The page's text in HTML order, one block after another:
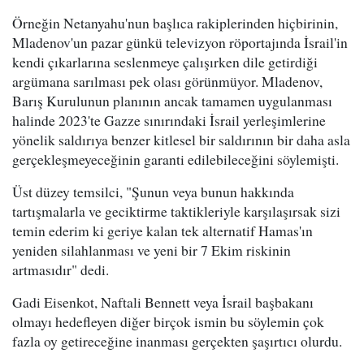
Örneğin Netanyahu'nun başlıca rakiplerinden hiçbirinin,
Mladenov'un pazar günkü televizyon röportajında İsrail'in
kendi çıkarlarına seslenmeye çalışırken dile getirdiği
argümana sarılması pek olası görünmüyor. Mladenov,
Barış Kurulunun planının ancak tamamen uygulanması
halinde 2023'te Gazze sınırındaki İsrail yerleşimlerine
yönelik saldırıya benzer kitlesel bir saldırının bir daha asla
gerçekleşmeyeceğinin garanti edilebileceğini söylemişti.
Üst düzey temsilci, "Şunun veya bunun hakkında
tartışmalarla ve geciktirme taktikleriyle karşılaşırsak sizi
temin ederim ki geriye kalan tek alternatif Hamas'ın
yeniden silahlanması ve yeni bir 7 Ekim riskinin
artmasıdır" dedi.
Gadi Eisenkot, Naftali Bennett veya İsrail başbakanı
olmayı hedefleyen diğer birçok ismin bu söylemin çok
fazla oy getireceğine inanması gerçekten şaşırtıcı olurdu.